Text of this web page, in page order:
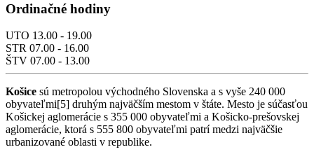
Ordinačné hodiny
UTO 13.00 - 19.00
STR 07.00 - 16.00
ŠTV 07.00 - 13.00
Košice sú metropolou východného Slovenska a s vyše 240 000
obyvateľmi[5] druhým najväčším mestom v štáte. Mesto je súčasťou
Košickej aglomerácie s 355 000 obyvateľmi a Košicko-prešovskej
aglomerácie, ktorá s 555 800 obyvateľmi patrí medzi najväčšie
urbanizované oblasti v republike.